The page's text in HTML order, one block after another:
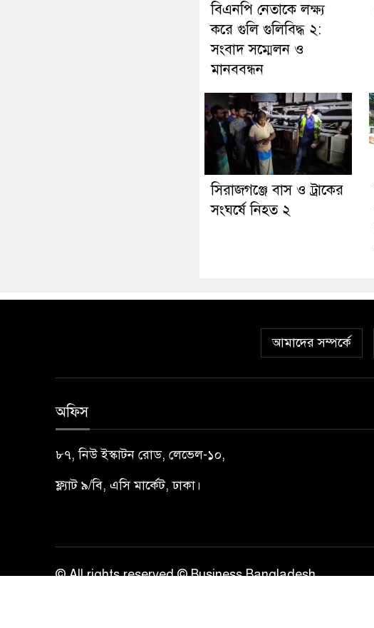
বিএনপি নেতাকে লক্ষ্য
করে গুলি গুলিবিদ্ধ ২:
সংবাদ সম্মেলন ও
মানববন্ধন
সিরাজগঞ্জে বাস ও ট্রাকের
সংঘর্ষে নিহত ২
আমাদের সম্পর্কে
অফিস
৮৭, নিউ ইস্কাটন রোড, লেভেল-১০,
ফ্ল্যাট ৯/বি, এসি মার্কেট, ঢাকা।
© All rights reserved © Business Bangladesh